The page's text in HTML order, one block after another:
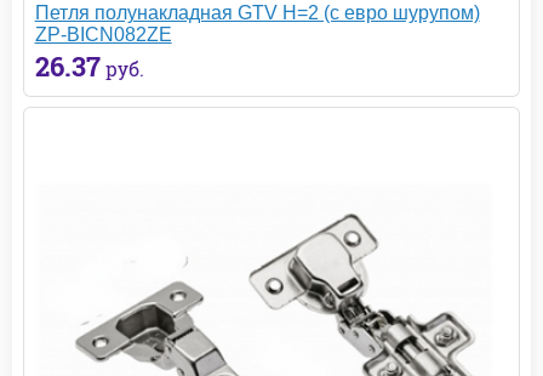
Петля полунакладная GTV H=2 (c евро шурупом)
ZP-BICN082ZE
26.37 руб.